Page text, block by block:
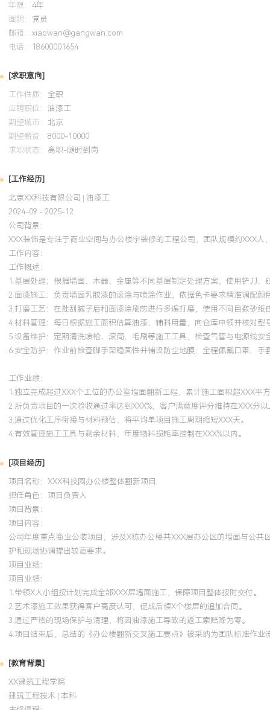
年限： 4年
面貌： 党员
邮箱： xiaowan@gangwan.com
电话：
18600001654
[求职意向]
工作性质： 全职
应聘职位： 油漆工
期望城市： 北京
期望薪资： 8000-10000
求职状态： 离职-随时到岗
[工作经历]
北京XX科技有限公司 | 油漆工
2024-09 - 2025-12
公司背景：
XXX装饰是专注于商业空间与办公楼宇装修的工程公司，团队规模约XXX
工作内容：
工作概述：
1.基层处理：根据墙面、木器、金属等不同基层制定处理方案，使用铲刀
2.面漆施工：负责墙面乳胶漆的滚涂与喷涂作业，依据色卡要求精准调配
3.打磨工艺：在批刮腻子后和面漆涂刷前进行多遍打磨，使用不同目数砂
4.材料管理：每日根据施工面积估算油漆、辅料用量，向仓库申领并核对
5.设备维护：定期清洗喷枪、滚筒、毛刷等施工工具，检查气管与电源线
6.安全防护：作业前检查脚手架稳固性并铺设防尘地膜；全程佩戴口罩、
工作业绩：
1.独立完成超过XXX个工位的办公室墙面翻新工程，累计施工面积超XXX平
2.所负责项目的一次验收通过率达到XXX%，客户满意度评分维持在XXX分
3.通过优化工序衔接与材料预估，将平均单项目施工周期缩短XXX天。
4.有效管理施工工具与剩余材料，年度物料损耗率控制在XXX%以内。
[项目经历]
项目名称：XXX科技园办公楼整体翻新项目
担任角色： 项目负责人
项目背景：
项目内容：
公司年度重点商业公装项目，涉及X栋办公楼共XXX层办公区的墙面与公
护和现场协调提出较高要求。
项目业绩：
项目业绩：
1.带领X人小组按计划完成全部XXX层墙面施工，保障项目整体按时交付。
2.艺术漆施工效果获得客户高度认可，促成后续X个楼层的追加合同。
3.通过严格的现场保护与清理，将因油漆施工导致的返工索赔降为零。
4.项目结束后，总结的《办公楼翻新交叉施工要点》被采纳为团队标准作业
[教育背景]
XX建筑工程学院
建筑工程技术 | 本科